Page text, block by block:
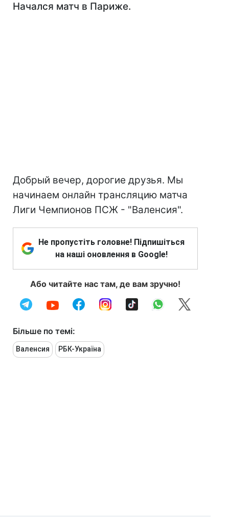
Начался матч в Париже.
Добрый вечер, дорогие друзья. Мы
начинаем онлайн трансляцию матча
Лиги Чемпионов ПСЖ - "Валенсия".
Не пропустіть головне! Підпишіться
на наші оновлення в Google!
Або читайте нас там, де вам зручно!
Більше по темі:
Валенсия РБК-Україна